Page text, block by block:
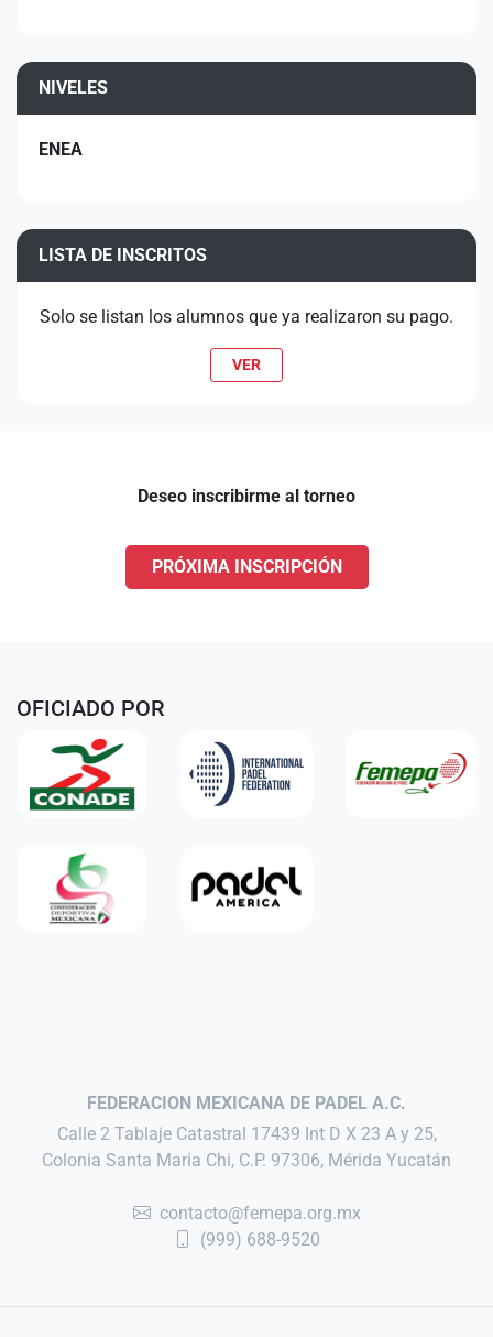
NIVELES
ENEA
LISTA DE INSCRITOS
Solo se listan los alumnos que ya realizaron su pago.
VER
Deseo inscribirme al torneo
PRÓXIMA INSCRIPCIÓN
OFICIADO POR
FEDERACION MEXICANA DE PADEL A.C.
Calle 2 Tablaje Catastral 17439 Int D X 23 A y 25,
Colonia Santa Maria Chi, C.P. 97306, Mérida Yucatán
contacto@femepa.org.mx
(999) 688-9520